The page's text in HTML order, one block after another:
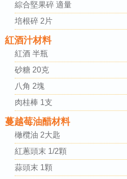
綜合堅果碎 適量
培根碎 2片
紅酒汁材料
紅酒 半瓶
砂糖 20克
八角 2塊
肉桂棒 1支
蔓越莓油醋材料
橄欖油 2大匙
紅蔥頭末 1/2顆
蒜頭末 1顆